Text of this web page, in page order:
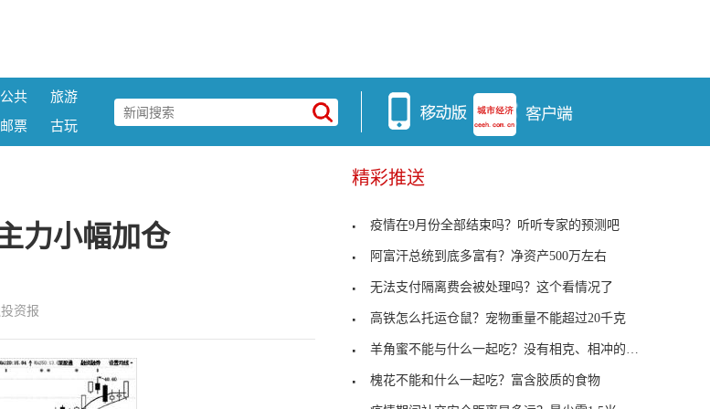
公共
旅游
邮票 古玩
力小幅加仓
资报
精彩推送
疫情在9月份全部结束吗？听听专家的预测吧
阿富汗总统到底多富有？净资产500万左右
无法支付隔离费会被处理吗？这个看情况了
高铁怎么托运仓鼠？宠物重量不能超过20千克
羊角蜜不能与什么一起吃？没有相克、相冲的现象
槐花不能和什么一起吃？富含胶质的食物